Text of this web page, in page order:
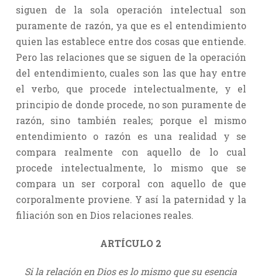
siguen de la sola operación intelectual son
puramente de razón, ya que es el entendimiento
quien las establece entre dos cosas que entiende.
Pero las relaciones que se siguen de la operación
del entendimiento, cuales son las que hay entre
el verbo, que procede intelectualmente, y el
principio de donde procede, no son puramente de
razón, sino también reales; porque el mismo
entendimiento o razón es una realidad y se
compara realmente con aquello de lo cual
procede intelectualmente, lo mismo que se
compara un ser corporal con aquello de que
corporalmente proviene. Y así la paternidad y la
filiación son en Dios relaciones reales.
ARTÍCULO 2
Si la relación en Dios es lo mismo que su esencia